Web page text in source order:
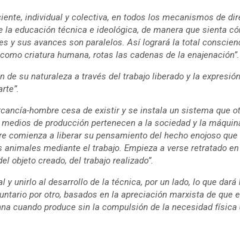
individual y colectiva, en todos los mecanismos de
educación técnica e ideológica, de manera que sienta
y sus avances son paralelos. Así logrará la total
criatura humana, rotas las cadenas de la enajenación”.
de su naturaleza a través del trabajo liberado y la
hombre cesa de existir y se instala un sistema que
de producción pertenecen a la sociedad y la
comienza a liberar su pensamiento del hecho enojoso que
mediante el trabajo. Empieza a verse retratado
objeto creado, del trabajo realizado”.
y unirlo al desarrollo de la técnica, por un lado, lo que dará
por otro, basados en la apreciación marxista de que
cuando produce sin la compulsión de la necesidad física